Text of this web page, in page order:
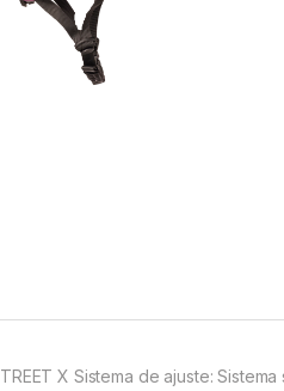
X Sistema de ajuste: